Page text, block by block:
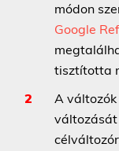
módon
Google
tisztította
A
változását